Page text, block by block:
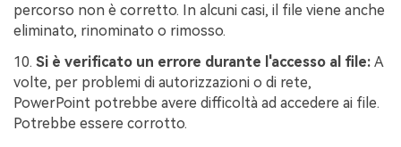
percorso non è corretto. In alcuni casi, il file viene anche
eliminato, rinominato o rimosso.
10. Si è verificato un errore durante l'accesso al file: A
volte, per problemi di autorizzazioni o di rete,
PowerPoint potrebbe avere difficoltà ad accedere ai file.
Potrebbe essere corrotto.